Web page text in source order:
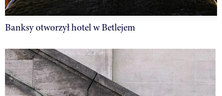
Banksy otworzył hotel w Betlejem